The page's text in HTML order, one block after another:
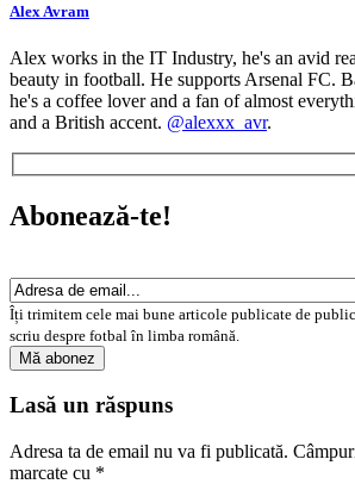
Alex Avram
Alex works in the IT Industry, he's an avid
beauty in football. He supports Arsenal FC.
he's a coffee lover and a fan of almost
and a British accent. @alexxx_avr.
Abonează-te!
Îți trimitem cele mai bune articole publicate de
scriu despre fotbal în limba română.
Lasă un răspuns
Adresa ta de email nu va fi publicată.
marcate cu *